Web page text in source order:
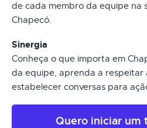
de cada membro da equipe na
Chapecó.
Sinergia
Conheça o que importa em
da equipe, aprenda a respeitar
estabelecer conversas para
Quero iniciar um